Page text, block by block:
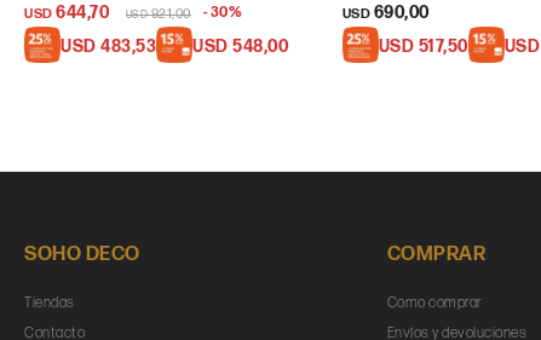
USD 644,70 USD 921,00 30
USD 483,53 USD 548,00
USD 690,00
USD 517,50 USD
SOHO DECO
Tiendas
Contacto
COMPRAR
Como comprar
Envíos y devoluciones